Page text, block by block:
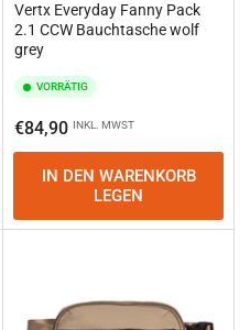
Vertx Everyday Fanny Pack
2.1 CCW Bauchtasche wolf
grey
VORRÄTIG
Normaler
Preis
€84,90 INKL. MWST
IN DEN WARENKORB
LEGEN